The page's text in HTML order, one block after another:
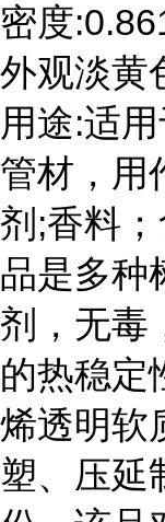
密度
外观淡黄
用途:适
管材，用
剂;香料
品是多种
剂，无毒
的热稳定
烯透明软
塑、压延